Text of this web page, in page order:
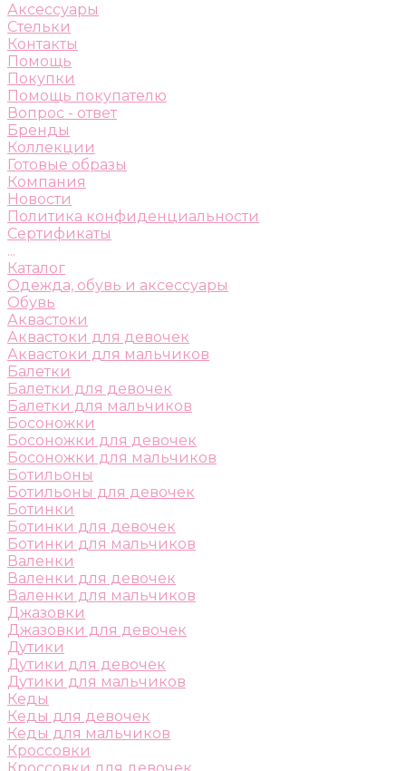
Аксессуары
Стельки
Контакты
Помощь
Покупки
Помощь покупателю
Вопрос - ответ
Бренды
Коллекции
Готовые образы
Компания
Новости
Политика конфиденциальности
Сертификаты
...
Каталог
Одежда, обувь и аксессуары
Обувь
Аквастоки
Аквастоки для девочек
Аквастоки для мальчиков
Балетки
Балетки для девочек
Балетки для мальчиков
Босоножки
Босоножки для девочек
Босоножки для мальчиков
Ботильоны
Ботильоны для девочек
Ботинки
Ботинки для девочек
Ботинки для мальчиков
Валенки
Валенки для девочек
Валенки для мальчиков
Джазовки
Джазовки для девочек
Дутики
Дутики для девочек
Дутики для мальчиков
Кеды
Кеды для девочек
Кеды для мальчиков
Кроссовки